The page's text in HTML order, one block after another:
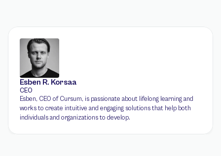
Esben R. Korsaa
CEO
Esben, CEO of Cursum, is passionate about lifelong learning and
works to create intuitive and engaging solutions that help both
individuals and organizations to develop.